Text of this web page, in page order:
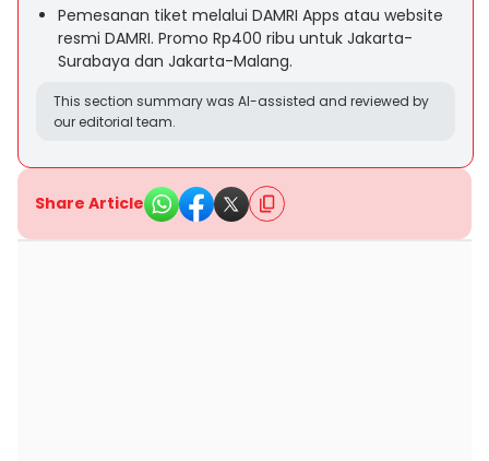
Pemesanan tiket melalui DAMRI Apps atau website
resmi DAMRI. Promo Rp400 ribu untuk Jakarta-
Surabaya dan Jakarta-Malang.
This section summary was AI-assisted and reviewed by
our editorial team.
Share Article